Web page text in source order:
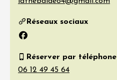
Réseaux sociaux
Facebook
Réserver par téléphone